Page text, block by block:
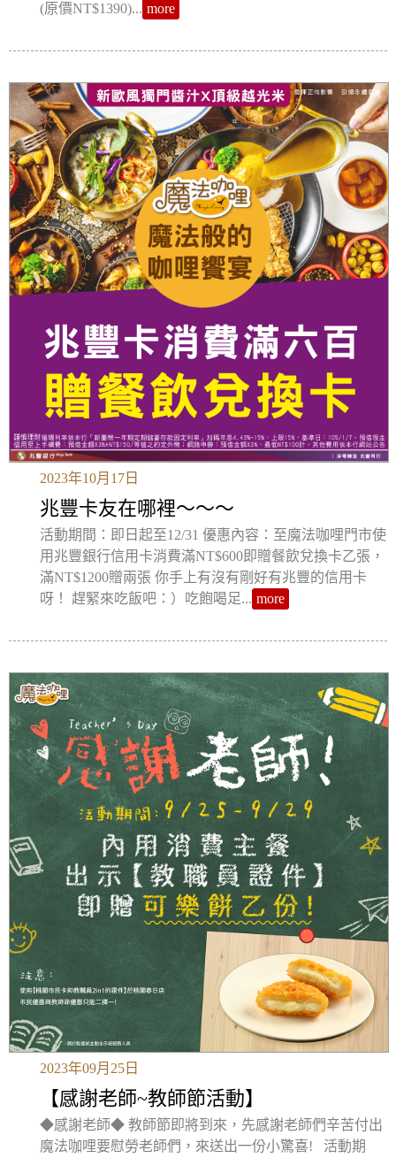
(原價NT$1390)... more
2023年10月17日
兆豐卡友在哪裡～～～
活動期間：即日起至12/31 優惠內容：至魔法咖哩門市使
用兆豐銀行信用卡消費滿NT$600即贈餐飲兌換卡乙張，
滿NT$1200贈兩張 你手上有沒有剛好有兆豐的信用卡
呀！ 趕緊來吃飯吧：）吃飽喝足... more
2023年09月25日
【感謝老師~教師節活動】
◆感謝老師◆ 教師節即將到來，先感謝老師們辛苦付出
魔法咖哩要慰勞老師們，來送出一份小驚喜! 活動期